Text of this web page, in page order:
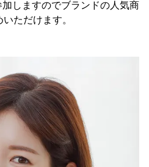
しますのでブランドの人気商
ただけます。